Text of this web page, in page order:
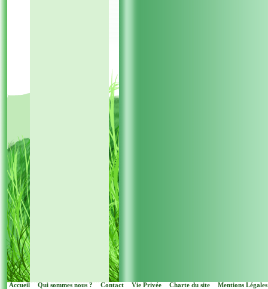
Accueil Qui sommes nous ? Contact Vie Privée Charte du site Mentions Légales